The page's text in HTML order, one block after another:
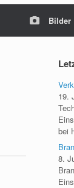
Bilder
19.
bei
8.